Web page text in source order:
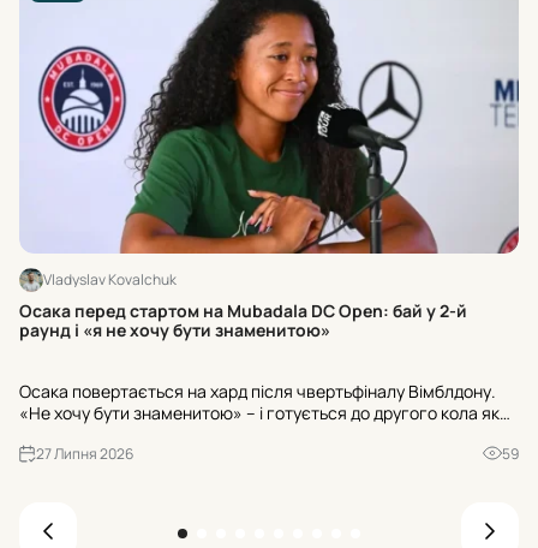
Vladyslav Kovalchuk
Осака перед стартом на Mubadala DC Open: бай у 2-й
раунд і «я не хочу бути знаменитою»
Осака повертається на хард після чвертьфіналу Вімблдону.
«Не хочу бути знаменитою» – і готується до другого кола як
вайлд-кард Крюгер?
27 Липня 2026 59